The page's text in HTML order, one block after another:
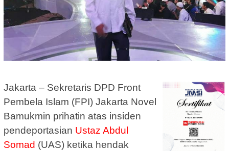
Jakarta – Sekretaris DPD Front
Pembela Islam (FPI) Jakarta Novel
Bamukmin prihatin atas insiden
pendeportasian Ustaz Abdul
Somad (UAS) ketika hendak